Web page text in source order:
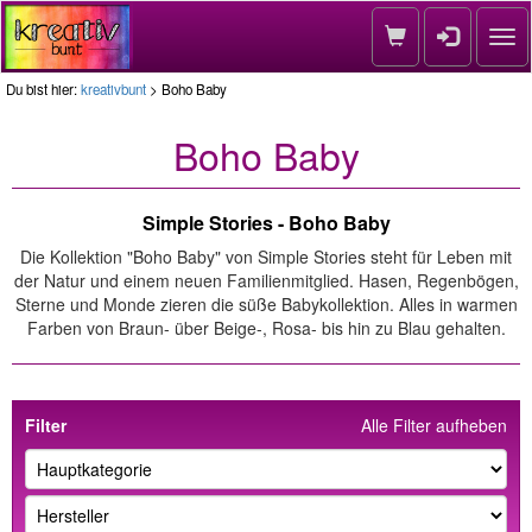
Du bist hier:kreativbunt > Boho Baby
Boho Baby
Simple Stories - Boho Baby
Die Kollektion "Boho Baby" von Simple Stories steht für Leben mit
der Natur und einem neuen Familienmitglied. Hasen, Regenbögen,
Sterne und Monde zieren die süße Babykollektion. Alles in warmen
Farben von Braun- über Beige-, Rosa- bis hin zu Blau gehalten.
Alle Filter aufheben
Filter